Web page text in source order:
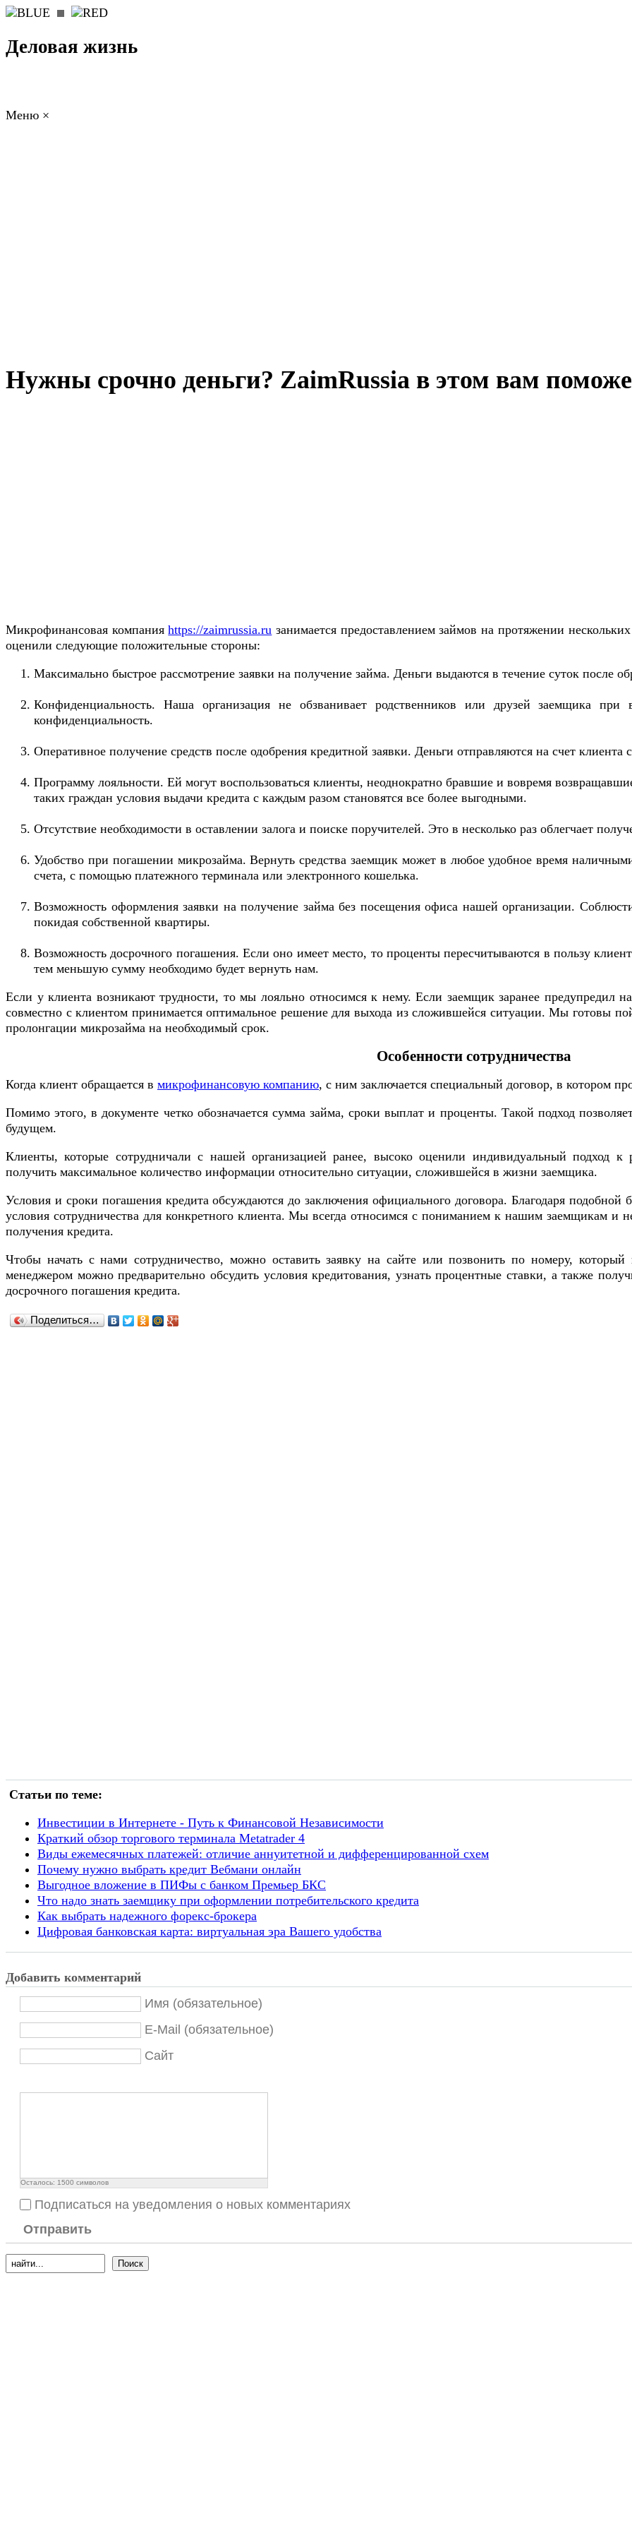
Деловая жизнь
Меню ×
Нужны срочно деньги? ZaimRussia в этом вам
Микрофинансовая компанияhttps://zaimrussia.ru занимается предоставлением займов на протяжении
оценили следующие положительные стороны:
Максимально быстрое рассмотрение заявки на получение займа. Деньги выдаются в течение суток после
Конфиденциальность. Наша организация не обзванивает родственников или друзей заемщика
конфиденциальность.
Оперативное получение средств после одобрения кредитной заявки. Деньги отправляются на счет
Программу лояльности. Ей могут воспользоваться клиенты, неоднократно бравшие и вовремя
таких граждан условия выдачи кредита с каждым разом становятся все более выгодными.
Отсутствие необходимости в оставлении залога и поиске поручителей. Это в несколько раз облегчает
Удобство при погашении микрозайма. Вернуть средства заемщик может в любое удобное время
счета, с помощью платежного терминала или электронного кошелька.
Возможность оформления заявки на получение займа без посещения офиса нашей организации.
покидая собственной квартиры.
Возможность досрочного погашения. Если оно имеет место, то проценты пересчитываются в пользу
тем меньшую сумму необходимо будет вернуть нам.
Если у клиента возникают трудности, то мы лояльно относимся к нему. Если заемщик заранее предупредил
совместно с клиентом принимается оптимальное решение для выхода из сложившейся ситуации. Мы готовы
пролонгации микрозайма на необходимый срок.
Особенности сотрудничества
Когда клиент обращается в микрофинансовую компанию, с ним заключается специальный договор, в котором
Помимо этого, в документе четко обозначается сумма займа, сроки выплат и проценты. Такой подход
будущем.
Клиенты, которые сотрудничали с нашей организацией ранее, высоко оценили индивидуальный подход
получить максимальное количество информации относительно ситуации, сложившейся в жизни заемщика.
Условия и сроки погашения кредита обсуждаются до заключения официального договора. Благодаря подобной
условия сотрудничества для конкретного клиента. Мы всегда относимся с пониманием к нашим заемщикам и
получения кредита.
Чтобы начать с нами сотрудничество, можно оставить заявку на сайте или позвонить по номеру,
менеджером можно предварительно обсудить условия кредитования, узнать процентные ставки, а также
досрочного погашения кредита.
Поделиться…
Статьи по теме:
Инвестиции в Интернете - Путь к Финансовой Независимости
Краткий обзор торгового терминала Metatrader 4
Виды ежемесячных платежей: отличие аннуитетной и дифференцированной схем
Почему нужно выбрать кредит Вебмани онлайн
Выгодное вложение в ПИФы с банком Премьер БКС
Что надо знать заемщику при оформлении потребительского кредита
Как выбрать надежного форекс-брокера
Цифровая банковская карта: виртуальная эра Вашего удобства
Добавить комментарий
Имя (обязательное)
E-Mail (обязательное)
Сайт
Осталось: 1500 символов
Подписаться на уведомления о новых комментариях
Отправить